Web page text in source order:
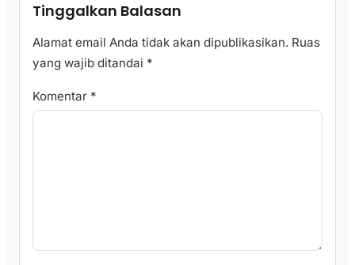
Tinggalkan Balasan
Alamat email Anda tidak akan dipublikasikan. Ruas
yang wajib ditandai *
Komentar *